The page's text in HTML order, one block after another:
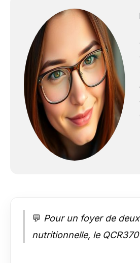
💬 Pour un foyer de
nutritionnelle, le